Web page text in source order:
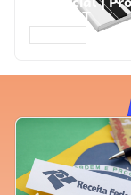
ChatGPT